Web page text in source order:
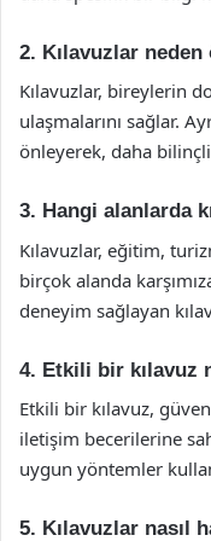
2. Kılavuzlar
Kılavuzlar, bireylerin
ulaşmalarını sağlar.
önleyerek, daha
3. Hangi alanlarda
Kılavuzlar, eğitim,
birçok alanda
deneyim sağlayan
4. Etkili bir kılavuz
Etkili bir kılavuz,
iletişim becerilerine
uygun yöntemler
5. Kılavuzlar nasıl